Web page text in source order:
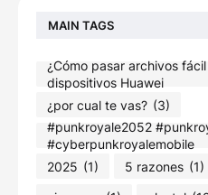
MAIN TAGS
¿Cómo pasar archivos
dispositivos Huawei
¿por cual te vas? (3)
#punkroyale2052​
#cyberpunkroyalemobile
2025 (1) 5 razones (1)